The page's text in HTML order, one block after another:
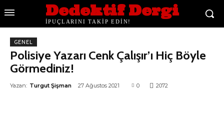
Dedektif Dergi
İPUÇLARINI TAKİP EDİN!
GENEL
Polisiye Yazarı Cenk Çalışır’ı Hiç Böyle
Görmediniz!
Yazan: Turgut Şişman 27 Ağustos 2021 0 2072